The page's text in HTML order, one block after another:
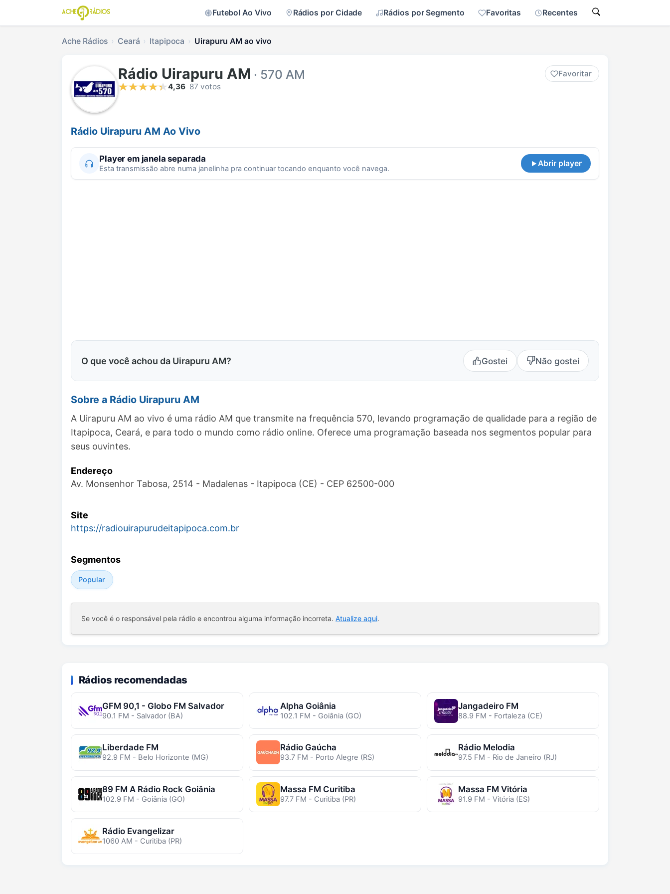
Futebol Ao Vivo Rádios por Cidade Rádios por Segmento Favoritas Recentes
Ache Rádios Ceará Itapipoca Uirapuru AM ao vivo
Rádio Uirapuru AM · 570 AM
Favoritar
4,36 87 votos
Rádio Uirapuru AM Ao Vivo
Player em janela separada
Esta transmissão abre numa janelinha pra continuar tocando enquanto você navega.
Abrir player
O que você achou da Uirapuru AM? Gostei Não gostei
Sobre a Rádio Uirapuru AM
A Uirapuru AM ao vivo é uma rádio AM que transmite na frequência 570, levando programação de qualidade para a região de
Itapipoca, Ceará, e para todo o mundo como rádio online. Oferece uma programação baseada nos segmentos popular para
seus ouvintes.
Endereço
Av. Monsenhor Tabosa, 2514 - Madalenas - Itapipoca (CE) - CEP 62500-000
Site
https://radiouirapurudeitapipoca.com.br
Segmentos
Popular
Se você é o responsável pela rádio e encontrou alguma informação incorreta. Atualize aqui.
Rádios recomendadas
GFM 90,1 - Globo FM Salvador
90.1 FM - Salvador (BA)
Alpha Goiânia
102.1 FM - Goiânia (GO)
Jangadeiro FM
88.9 FM - Fortaleza (CE)
Liberdade FM
92.9 FM - Belo Horizonte (MG)
Rádio Gaúcha
93.7 FM - Porto Alegre (RS)
Rádio Melodia
97.5 FM - Rio de Janeiro (RJ)
89 FM A Rádio Rock Goiânia
102.9 FM - Goiânia (GO)
Massa FM Curitiba
97.7 FM - Curitiba (PR)
Massa FM Vitória
91.9 FM - Vitória (ES)
Rádio Evangelizar
1060 AM - Curitiba (PR)